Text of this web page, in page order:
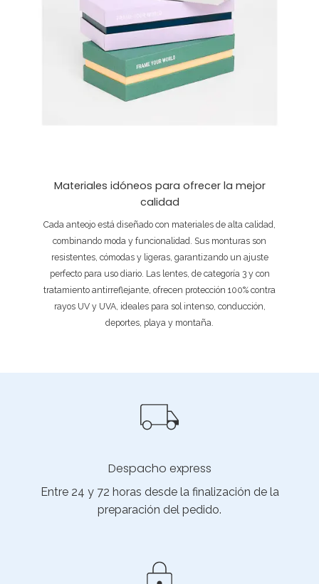
Materiales idóneos para ofrecer la mejor
calidad
Cada anteojo está diseñado con materiales de alta calidad,
combinando moda y funcionalidad. Sus monturas son
resistentes, cómodas y ligeras, garantizando un ajuste
perfecto para uso diario. Las lentes, de categoría 3 y con
tratamiento antirreflejante, ofrecen protección 100% contra
rayos UV y UVA, ideales para sol intenso, conducción,
deportes, playa y montaña.
Despacho express
Entre 24 y 72 horas desde la finalización de la
preparación del pedido.